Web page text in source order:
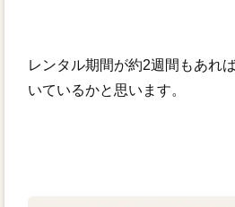
レンタル期間が約2週間もあれ
いているかと思います。